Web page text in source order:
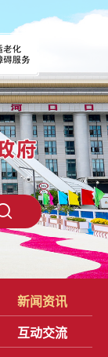
新闻资讯
互动交流